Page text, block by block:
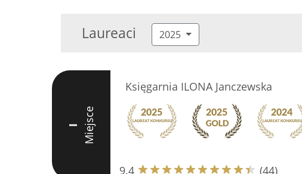
Laureaci 2025
I Miejsce
Księgarnia ILONA Janczewska
9.4 (44)